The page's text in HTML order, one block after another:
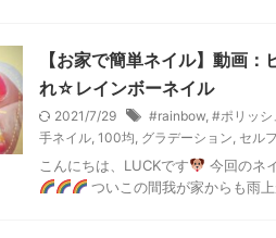
【お家で簡単ネイル】動画
れ☆レインボーネイル
2021/7/29 #rainbow, #ポリッシ
手ネイル, 100均, グラデーション, セル
こんにちは、LUCKです
今回のネ
ついこの間我が家からも雨